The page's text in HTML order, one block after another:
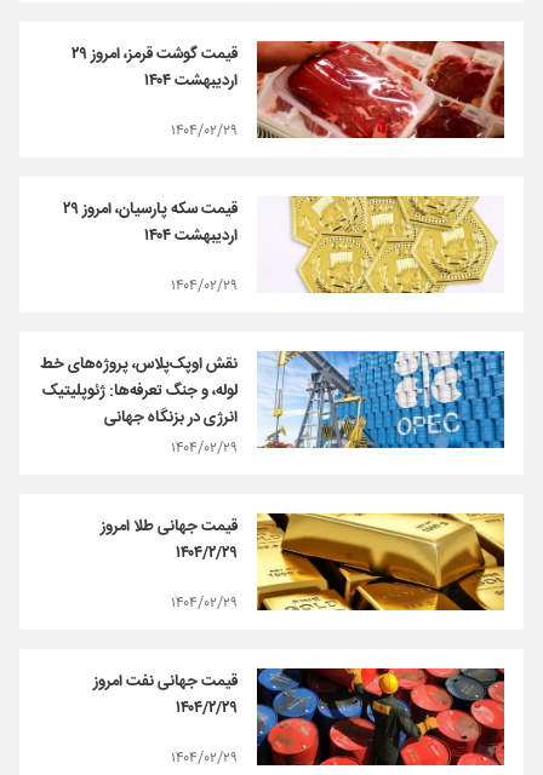
قیمت گوشت قرمز، امروز ۲۹
اردیبهشت ۱۴۰۴
۱۴۰۴/۰۲/۲۹
قیمت سکه پارسیان، امروز ۲۹
اردیبهشت ۱۴۰۴
۱۴۰۴/۰۲/۲۹
نقش اوپک‌پلاس، پروژه‌های خط
لوله، و جنگ تعرفه‌ها: ژئوپلیتیک
انرژی در بزنگاه جهانی
۱۴۰۴/۰۲/۲۹
قیمت جهانی طلا امروز
۱۴۰۴/۲/۲۹
۱۴۰۴/۰۲/۲۹
قیمت جهانی نفت امروز
۱۴۰۴/۲/۲۹
۱۴۰۴/۰۲/۲۹